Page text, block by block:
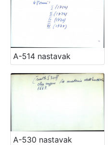
A-514 nastavak
A-530 nastavak